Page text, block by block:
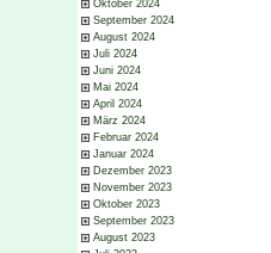
Oktober 2024
September 2024
August 2024
Juli 2024
Juni 2024
Mai 2024
April 2024
März 2024
Februar 2024
Januar 2024
Dezember 2023
November 2023
Oktober 2023
September 2023
August 2023